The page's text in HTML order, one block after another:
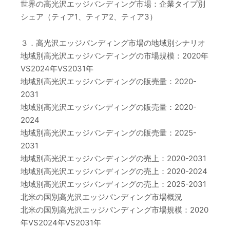
世界の高光沢エッジバンディング市場：企業タイプ別
シェア（ティア1、ティア2、ティア3）
３．高光沢エッジバンディング市場の地域別シナリオ
地域別高光沢エッジバンディングの市場規模：2020年
VS2024年VS2031年
地域別高光沢エッジバンディングの販売量：2020-
2031
地域別高光沢エッジバンディングの販売量：2020-
2024
地域別高光沢エッジバンディングの販売量：2025-
2031
地域別高光沢エッジバンディングの売上：2020-2031
地域別高光沢エッジバンディングの売上：2020-2024
地域別高光沢エッジバンディングの売上：2025-2031
北米の国別高光沢エッジバンディング市場概況
北米の国別高光沢エッジバンディング市場規模：2020
年VS2024年VS2031年